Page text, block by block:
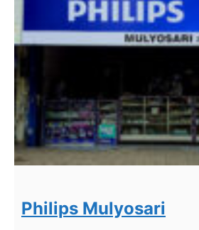
Philips Mulyosari